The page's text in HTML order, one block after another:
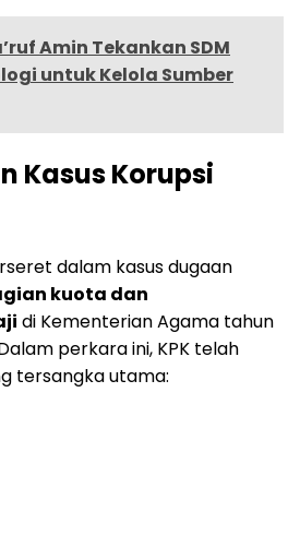
Amin Tekankan SDM
untuk Kelola Sumber
Kasus Korupsi
dalam kasus dugaan
kuota dan
di Kementerian Agama tahun
perkara ini, KPK telah
tersangka utama: